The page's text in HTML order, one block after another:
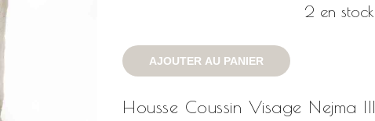
2 en stock
AJOUTER AU PANIER
Housse Coussin Visage Nejma III